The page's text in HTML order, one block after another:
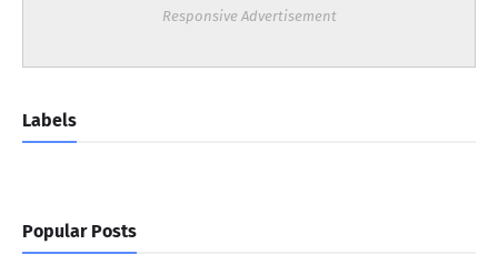
Responsive Advertisement
Labels
Popular Posts